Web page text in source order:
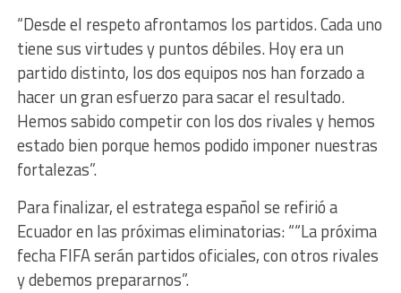
“Desde el respeto afrontamos los partidos. Cada uno
tiene sus virtudes y puntos débiles. Hoy era un
partido distinto, los dos equipos nos han forzado a
hacer un gran esfuerzo para sacar el resultado.
Hemos sabido competir con los dos rivales y hemos
estado bien porque hemos podido imponer nuestras
fortalezas”.
Para finalizar, el estratega español se refirió a
Ecuador en las próximas eliminatorias: ““La próxima
fecha FIFA serán partidos oficiales, con otros rivales
y debemos prepararnos”.